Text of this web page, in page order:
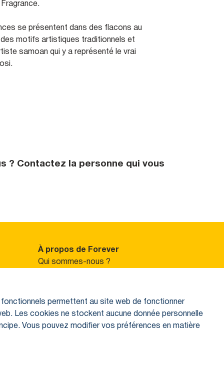
permettent au site web de fonctionner
Les cookies ne stockent aucune donnée personnelle
Vous pouvez modifier vos préférences en matière
se présentent dans des flacons au
des motifs artistiques traditionnels et
samoan qui y a représenté le vrai
? Contactez la personne qui vous
À propos de Forever
Qui sommes-nous ?
Notre assortiment
L’aloe vera